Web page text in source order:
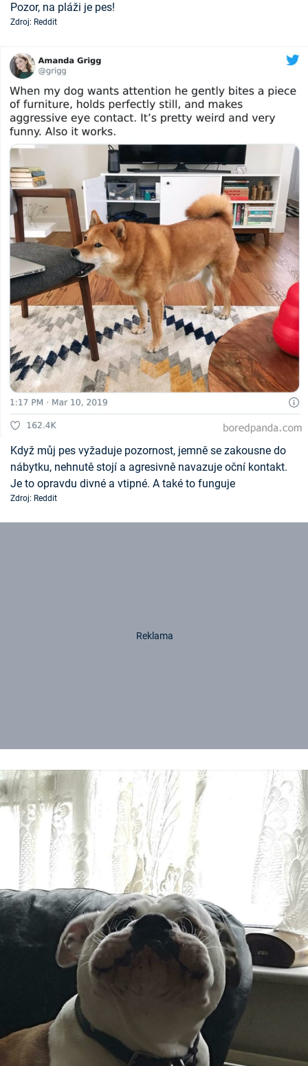
Časopis
Přihlášení
Sledujte nás
Pozor, na pláži je pes!
Zdroj: Reddit
Když můj pes vyžaduje pozornost, jemně se zakousne do
nábytku, nehnutě stojí a agresivně navazuje oční kontakt.
Je to opravdu divné a vtipné. A také to funguje
Zdroj: Reddit